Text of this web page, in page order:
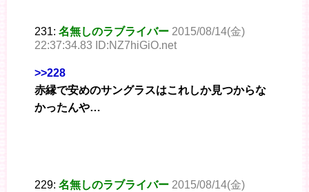
231: 名無しのラブライバー 2015/08/14(金)
22:37:34.83 ID:NZ7hiGiO.net
>>228
赤縁で安めのサングラスはこれしか見つからな
かったんや…
229: 名無しのラブライバー 2015/08/14(金)